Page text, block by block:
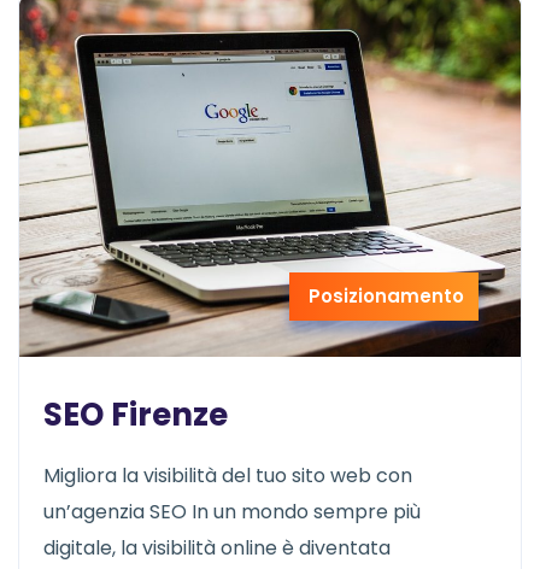
Posizionamento
SEO Firenze
Migliora la visibilità del tuo sito web con
un’agenzia SEO In un mondo sempre più
digitale, la visibilità online è diventata